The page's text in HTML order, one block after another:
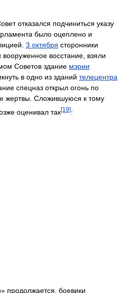
отказался подчиниться указу
было оцеплено и
3 октября сторонники
восстание, взяли
Советов здание мэрии
в одно из зданий телецентра
спецназ открыл огонь по
жертвы. Сложившуюся к тому
оценивал так[19]:
продолжается, боевики